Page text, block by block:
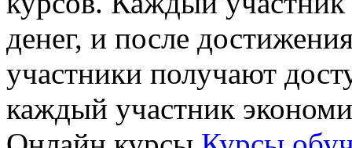
денег, и после
участники получают
каждый участник